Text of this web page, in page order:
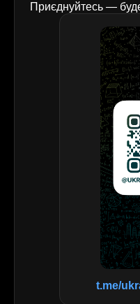
Приєднуйтесь —
t.me/